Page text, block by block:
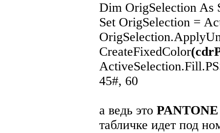
Dim OrigSelection As
Set OrigSelection =
CreateFixedColor
45#, 60
а ведь это PANTONE
табличке идет под